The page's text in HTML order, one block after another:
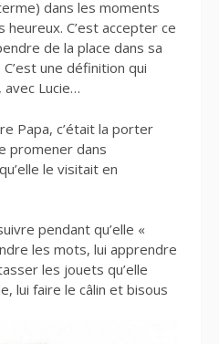
dans les moments
C’est accepter ce
de la place dans sa
une définition qui
Lucie…
Papa, c’était la porter
promener dans
le visitait en
pendant qu’elle «
les mots, lui apprendre
les jouets qu’elle
lui faire le câlin et bisous